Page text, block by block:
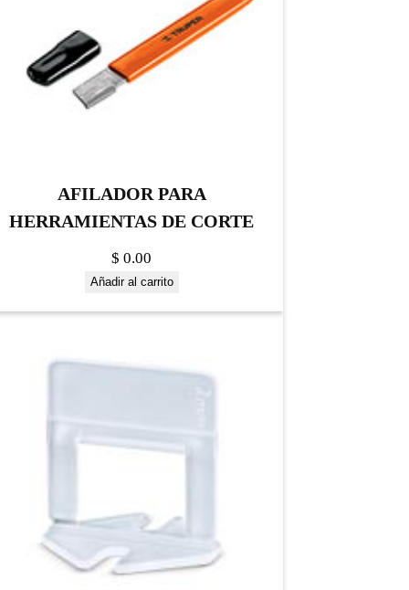
AFILADOR PARA
HERRAMIENTAS DE CORTE
$ 0.00
Añadir al carrito